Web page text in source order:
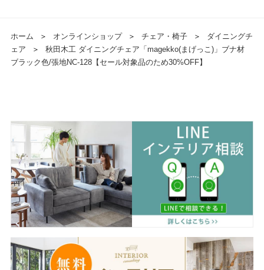
ホーム ＞ オンラインショップ ＞ チェア・椅子 ＞
ダイニングチ
ェア
＞
秋田木工 ダイニングチェア「magekko(まげっこ)」ブナ材
ブラック色/張地NC-128【セール対象品のため30%OFF】